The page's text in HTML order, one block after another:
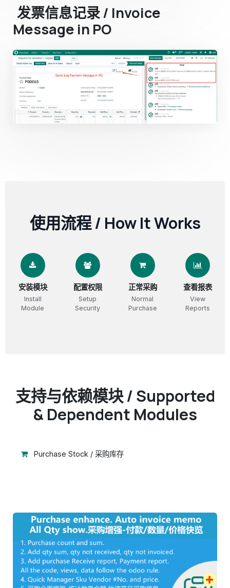
发票信息记录 / Invoice
Message in PO
使用流程 / How It Works
安装模块
Install
Module
配置权限
Setup
Security
正常采购
Normal
Purchase
查看报表
View
Reports
支持与依赖模块 / Supported
& Dependent Modules
Purchase Stock / 采购库存